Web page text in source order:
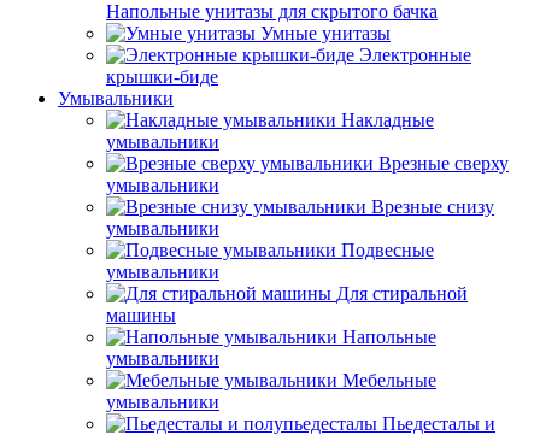
Напольные унитазы для скрытого бачка
Умные унитазы
Электронные
крышки-биде
Умывальники
Накладные
умывальники
Врезные сверху
умывальники
Врезные снизу
умывальники
Подвесные
умывальники
Для стиральной
машины
Напольные
умывальники
Мебельные
умывальники
Пьедесталы и